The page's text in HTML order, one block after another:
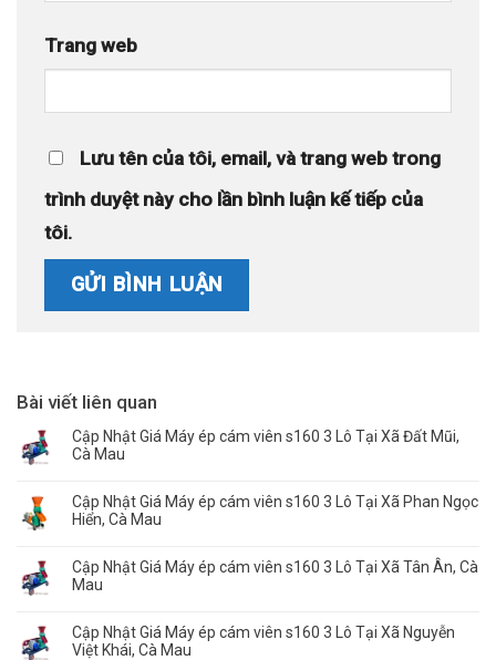
Trang web
Lưu tên của tôi, email, và trang web trong
trình duyệt này cho lần bình luận kế tiếp của
tôi.
Bài viết liên quan
Cập Nhật Giá Máy ép cám viên s160 3 Lô Tại Xã Đất Mũi,
Cà Mau
Cập Nhật Giá Máy ép cám viên s160 3 Lô Tại Xã Phan Ngọc
Hiển, Cà Mau
Cập Nhật Giá Máy ép cám viên s160 3 Lô Tại Xã Tân Ân, Cà
Mau
Cập Nhật Giá Máy ép cám viên s160 3 Lô Tại Xã Nguyễn
Việt Khái, Cà Mau